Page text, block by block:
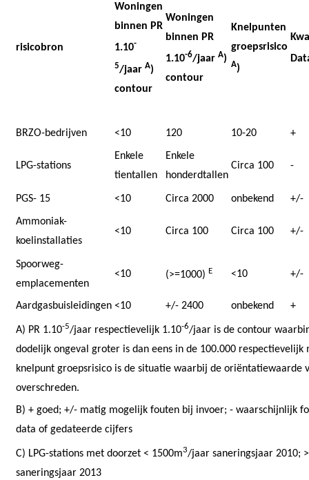
risicobron
Woningen
binnen PR
1.10-
5/jaar A)
contour
Woningen
binnen PR
1.10-6/jaar A)
contour
Knelpunten
groepsrisico
A)
BRZO-bedrijven <10 120 10-20 +
LPG-stations
Enkele
tientallen
Enkele
honderdtallen
Circa 100 -
PGS- 15 <10 Circa 2000 onbekend +/-
Ammoniak-
koelinstallaties
<10 Circa 100 Circa 100 +/-
Spoorweg-
emplacementen
<10 (>=1000) E <10 +/-
Aardgasbuisleidingen <10 +/- 2400 onbekend +
A) PR 1.10-5/jaar respectievelijk 1.10-6/jaar is de contour
dodelijk ongeval groter is dan eens in de 100.000 respectievelijk
knelpunt groepsrisico is de situatie waarbij de oriëntatiewaarde
overschreden.
B) + goed; +/- matig mogelijk fouten bij invoer; - waarschijnlijk
data of gedateerde cijfers
C) LPG-stations met doorzet < 1500m3/jaar saneringsjaar 2010;
saneringsjaar 2013